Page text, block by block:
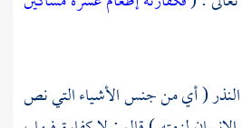
( أي من جنس الأشياء التي نص